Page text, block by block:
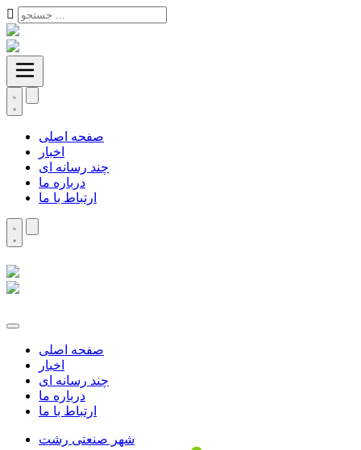
صفحه اصلی
اخبار
چند رسانه ای
درباره ما
ارتباط با ما
صفحه اصلی
اخبار
چند رسانه ای
درباره ما
ارتباط با ما
شهر صنعتی رشت